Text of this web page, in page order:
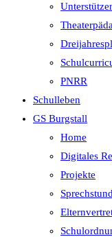
PNRR
Schulleben
GS Burgstall
Home
Digitales
Projekte